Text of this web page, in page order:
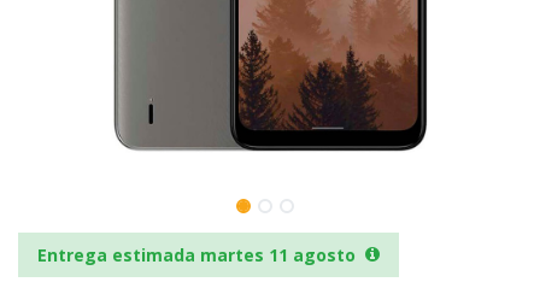
Entrega estimada martes 11 agosto